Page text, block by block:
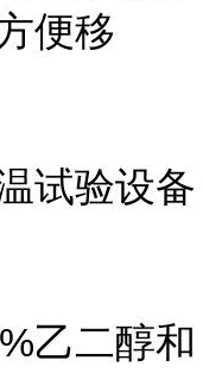
便移
试验设备
乙二醇和